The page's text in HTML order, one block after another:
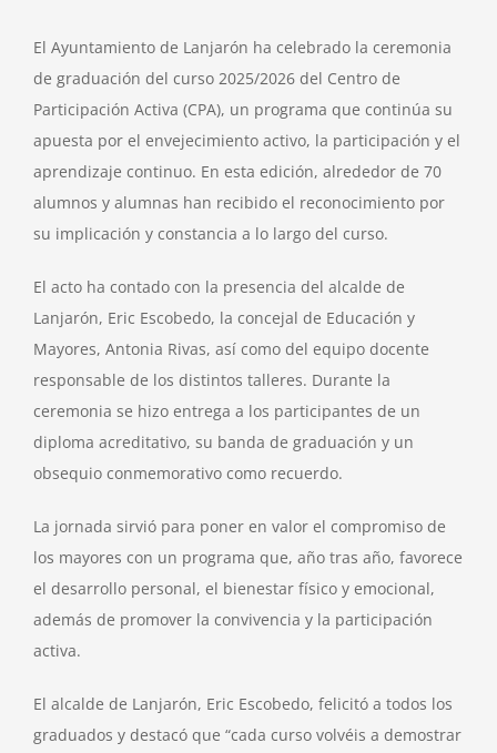
El Ayuntamiento de Lanjarón ha celebrado la ceremonia
de graduación del curso 2025/2026 del Centro de
Participación Activa (CPA), un programa que continúa su
apuesta por el envejecimiento activo, la participación y el
aprendizaje continuo. En esta edición, alrededor de 70
alumnos y alumnas han recibido el reconocimiento por
su implicación y constancia a lo largo del curso.
El acto ha contado con la presencia del alcalde de
Lanjarón, Eric Escobedo, la concejal de Educación y
Mayores, Antonia Rivas, así como del equipo docente
responsable de los distintos talleres. Durante la
ceremonia se hizo entrega a los participantes de un
diploma acreditativo, su banda de graduación y un
obsequio conmemorativo como recuerdo.
La jornada sirvió para poner en valor el compromiso de
los mayores con un programa que, año tras año, favorece
el desarrollo personal, el bienestar físico y emocional,
además de promover la convivencia y la participación
activa.
El alcalde de Lanjarón, Eric Escobedo, felicitó a todos los
graduados y destacó que “cada curso volvéis a demostrar